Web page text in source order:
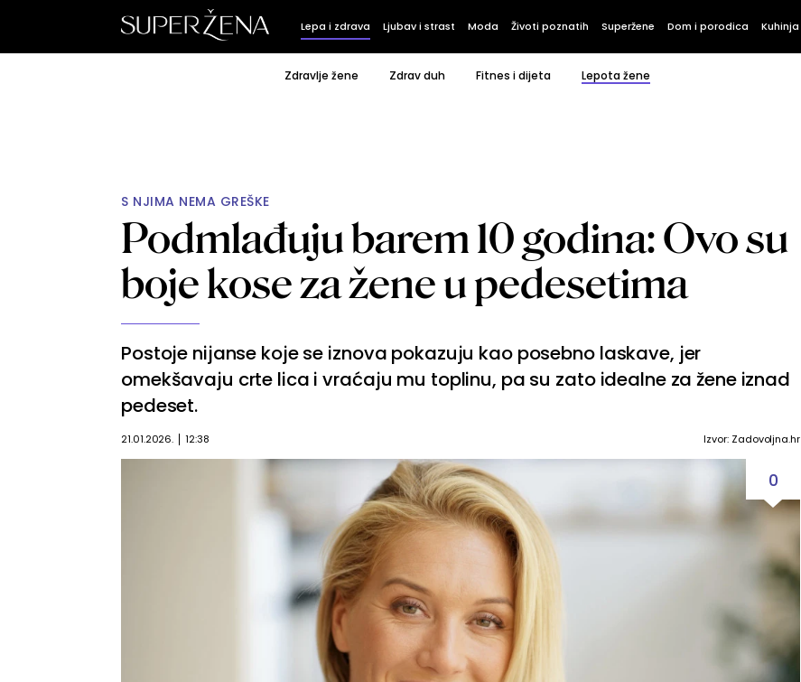
Lepa i zdrava Ljubav i strast Moda Životi poznatih Superžene Dom i porodica Kuhinja
Zdravlje žene Zdrav duh Fitnes i dijeta Lepota žene
S NJIMA NEMA GREŠKE
Podmlađuju barem 10 godina: Ovo su
boje kose za žene u pedesetima
Postoje nijanse koje se iznova pokazuju kao posebno laskave, jer
omekšavaju crte lica i vraćaju mu toplinu, pa su zato idealne za žene iznad
pedeset.
21.01.2026. 12:38 Izvor: Zadovoljna.hr
0